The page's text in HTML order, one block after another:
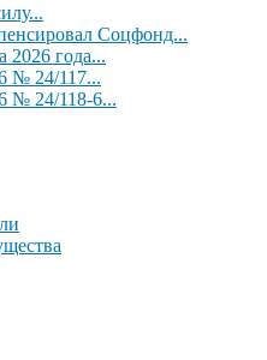
Соцфонд...
2026 года...
№ 24/117...
№ 24/118-6...